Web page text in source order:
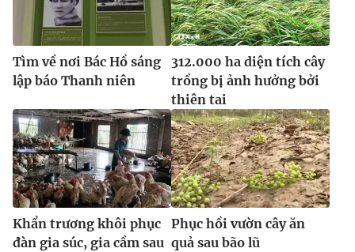
Tìm về nơi Bác Hồ sáng
lập báo Thanh niên
312.000 ha diện tích cây
trồng bị ảnh hưởng bởi
thiên tai
Khẩn trương khôi phục
đàn gia súc, gia cầm sau
Phục hồi vườn cây ăn
quả sau bão lũ